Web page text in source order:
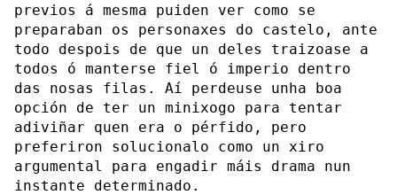
previos á mesma puiden ver como se
preparaban os personaxes do castelo, ante
todo despois de que un deles traizoase a
todos ó manterse fiel ó imperio dentro
das nosas filas. Aí perdeuse unha boa
opción de ter un minixogo para tentar
adiviñar quen era o pérfido, pero
preferiron solucionalo como un xiro
argumental para engadir máis drama nun
instante determinado.